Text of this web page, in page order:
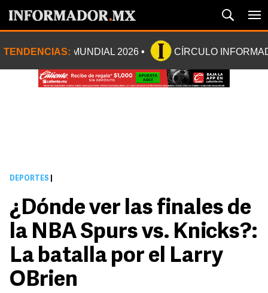
TENDENCIAS: MUNDIAL 2026 CÍRCULO
DEPORTES
¿Dónde ver las finales de
la NBA Spurs vs. Knicks?:
La batalla por el Larry
OBrien